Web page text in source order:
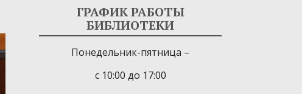
ГРАФИК РАБОТЫ
БИБЛИОТЕКИ
Понедельник-пятница –
с 10:00 до 17:00